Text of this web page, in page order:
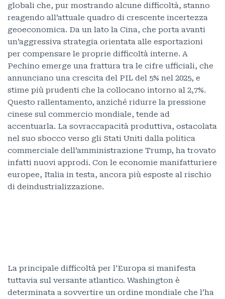
globali che, pur mostrando alcune difficoltà, stanno
reagendo all’attuale quadro di crescente incertezza
geoeconomica. Da un lato la Cina, che porta avanti
un’aggressiva strategia orientata alle esportazioni
per compensare le proprie difficoltà interne. A
Pechino emerge una frattura tra le cifre ufficiali, che
annunciano una crescita del PIL del 5% nel 2025, e
stime più prudenti che la collocano intorno al 2,7%.
Questo rallentamento, anziché ridurre la pressione
cinese sul commercio mondiale, tende ad
accentuarla. La sovraccapacità produttiva, ostacolata
nel suo sbocco verso gli Stati Uniti dalla politica
commerciale dell’amministrazione Trump, ha trovato
infatti nuovi approdi. Con le economie manifatturiere
europee, Italia in testa, ancora più esposte al rischio
di deindustrializzazione.
La principale difficoltà per l’Europa si manifesta
tuttavia sul versante atlantico. Washington è
determinata a sovvertire un ordine mondiale che l’ha